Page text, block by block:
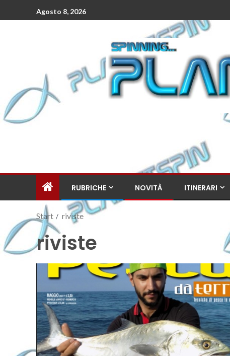
Agosto 8, 2026
RUBRICHE NOVITÀ ITINERARI
Start riviste
riviste